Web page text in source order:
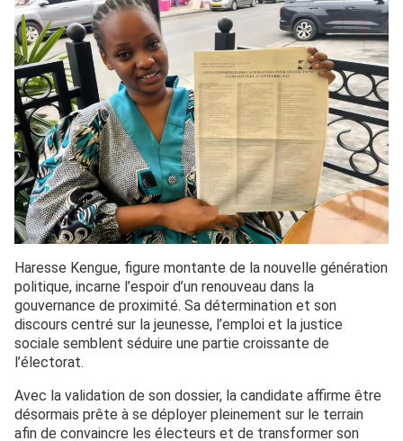
Haresse Kengue, figure montante de la nouvelle génération
politique, incarne l’espoir d’un renouveau dans la
gouvernance de proximité. Sa détermination et son
discours centré sur la jeunesse, l’emploi et la justice
sociale semblent séduire une partie croissante de
l’électorat.
Avec la validation de son dossier, la candidate affirme être
désormais prête à se déployer pleinement sur le terrain
afin de convaincre les électeurs et de transformer son